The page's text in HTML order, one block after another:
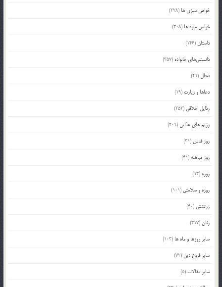
خواص سبزی ها (228)
خواص میوه ها (308)
داستان(146)
دانستنی‌های خانواده (357)
دجال (29)
دعاها و زیارت (19)
رذایل اخلاقی (252)
رژیم های غذایی (209)
روز قدس (31)
روز مباهله (41)
روزه (93)
روزه و سلامتی (101)
زرتشتی (40)
زنان(317)
سایر روزها و ماه ها (103)
سایر فروع دین (72)
سایر مقالات (5)